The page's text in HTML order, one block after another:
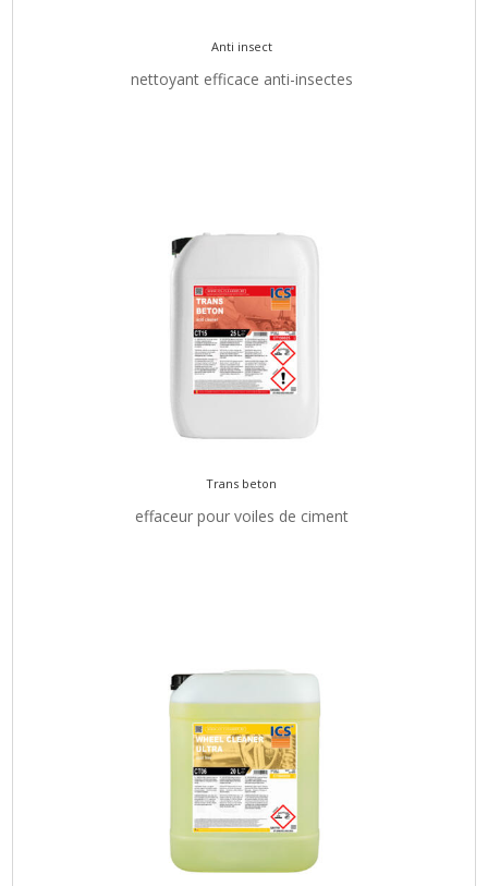
Anti insect
nettoyant efficace anti-insectes
Trans beton
effaceur pour voiles de ciment